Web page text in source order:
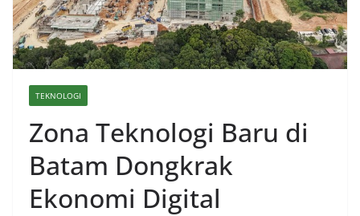
TEKNOLOGI
Zona Teknologi Baru di
Batam Dongkrak
Ekonomi Digital